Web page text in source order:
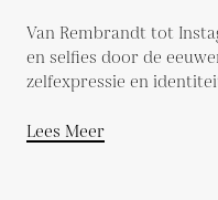
Van Rembrandt tot
en selfies door de
zelfexpressie en
Lees Meer